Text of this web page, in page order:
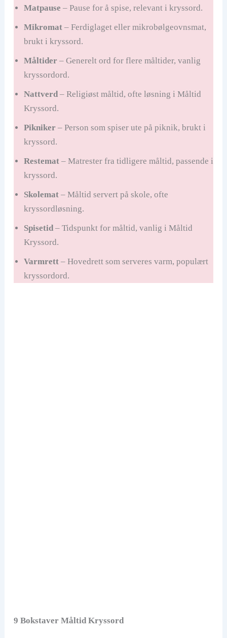
Matpause – Pause for å spise, relevant i kryssord.
Mikromat– Ferdiglaget eller mikrobølgeovnsmat,
brukt i kryssord.
Måltider – Generelt ord for flere måltider, vanlig
kryssordord.
Nattverd– Religiøst måltid, ofte løsning i Måltid
Kryssord.
Pikniker – Person som spiser ute på piknik, brukt i
kryssord.
Restemat– Matrester fra tidligere måltid, passende i
kryssord.
Skolemat– Måltid servert på skole, ofte
kryssordløsning.
Spisetid– Tidspunkt for måltid, vanlig i Måltid
Kryssord.
Varmrett– Hovedrett som serveres varm, populært
kryssordord.
9 Bokstaver Måltid Kryssord